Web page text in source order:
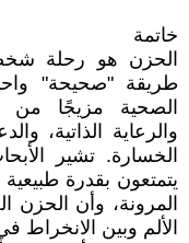
خاتمة
الحزن هو رحلة
طريقة "صحيحة"
الصحية مزيجًا من
والرعاية الذاتية،
الخسارة. تشير
يتمتعون بقدرة
المرونة، وأن الحزن
الألم وبين الانخراط